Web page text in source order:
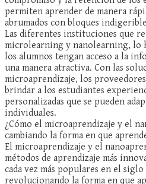
permiten aprender de manera
abrumados con bloques
Las diferentes instituciones que
microlearning y nanolearning, lo
los alumnos tengan acceso a la
una manera atractiva. Con las
microaprendizaje, los
brindar a los estudiantes
personalizadas que se pueden
individuales.
¿Cómo el microaprendizaje y el
cambiando la forma en que
El microaprendizaje y el
métodos de aprendizaje más
cada vez más populares en el
revolucionando la forma en que